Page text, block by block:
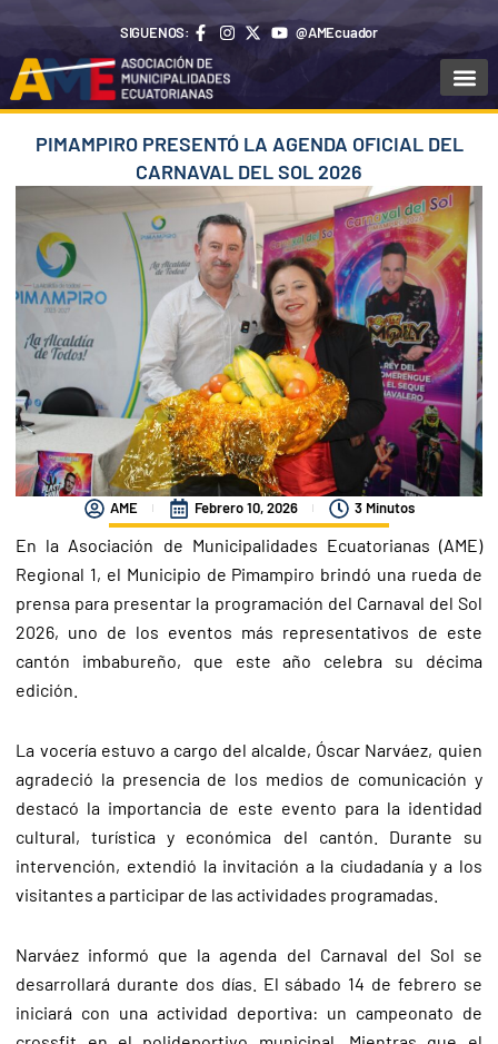
contenido
SIGUENOS: @AMEcuador
PIMAMPIRO PRESENTÓ LA AGENDA OFICIAL DEL
CARNAVAL DEL SOL 2026
AME Febrero 10, 2026 3 Minutos
En la Asociación de Municipalidades Ecuatorianas (AME)
Regional 1, el Municipio de Pimampiro brindó una rueda de
prensa para presentar la programación del Carnaval del Sol
2026, uno de los eventos más representativos de este
cantón imbabureño, que este año celebra su décima
edición.
La vocería estuvo a cargo del alcalde, Óscar Narváez, quien
agradeció la presencia de los medios de comunicación y
destacó la importancia de este evento para la identidad
cultural, turística y económica del cantón. Durante su
intervención, extendió la invitación a la ciudadanía y a los
visitantes a participar de las actividades programadas.
Narváez informó que la agenda del Carnaval del Sol se
desarrollará durante dos días. El sábado 14 de febrero se
iniciará con una actividad deportiva: un campeonato de